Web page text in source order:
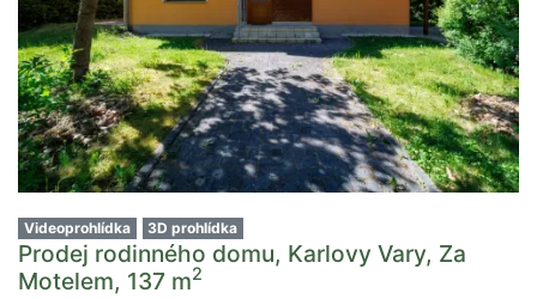
Videoprohlídka 3D prohlídka
Prodej rodinného domu, Karlovy Vary, Za
Motelem, 137 m2